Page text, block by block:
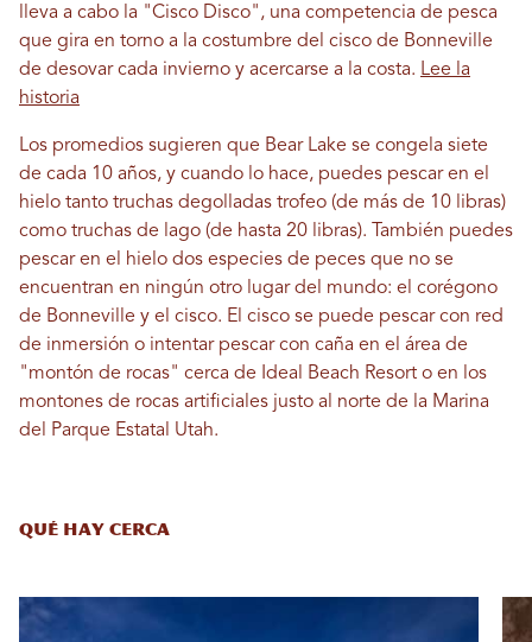
lleva a cabo la "Cisco Disco", una competencia de pesca
que gira en torno a la costumbre del cisco de Bonneville
de desovar cada invierno y acercarse a la costa. Lee la
historia
Los promedios sugieren que Bear Lake se congela siete
de cada 10 años, y cuando lo hace, puedes pescar en el
hielo tanto truchas degolladas trofeo (de más de 10 libras)
como truchas de lago (de hasta 20 libras). También puedes
pescar en el hielo dos especies de peces que no se
encuentran en ningún otro lugar del mundo: el corégono
de Bonneville y el cisco. El cisco se puede pescar con red
de inmersión o intentar pescar con caña en el área de
"montón de rocas" cerca de Ideal Beach Resort o en los
montones de rocas artificiales justo al norte de la Marina
del Parque Estatal Utah.
QUÉ HAY CERCA